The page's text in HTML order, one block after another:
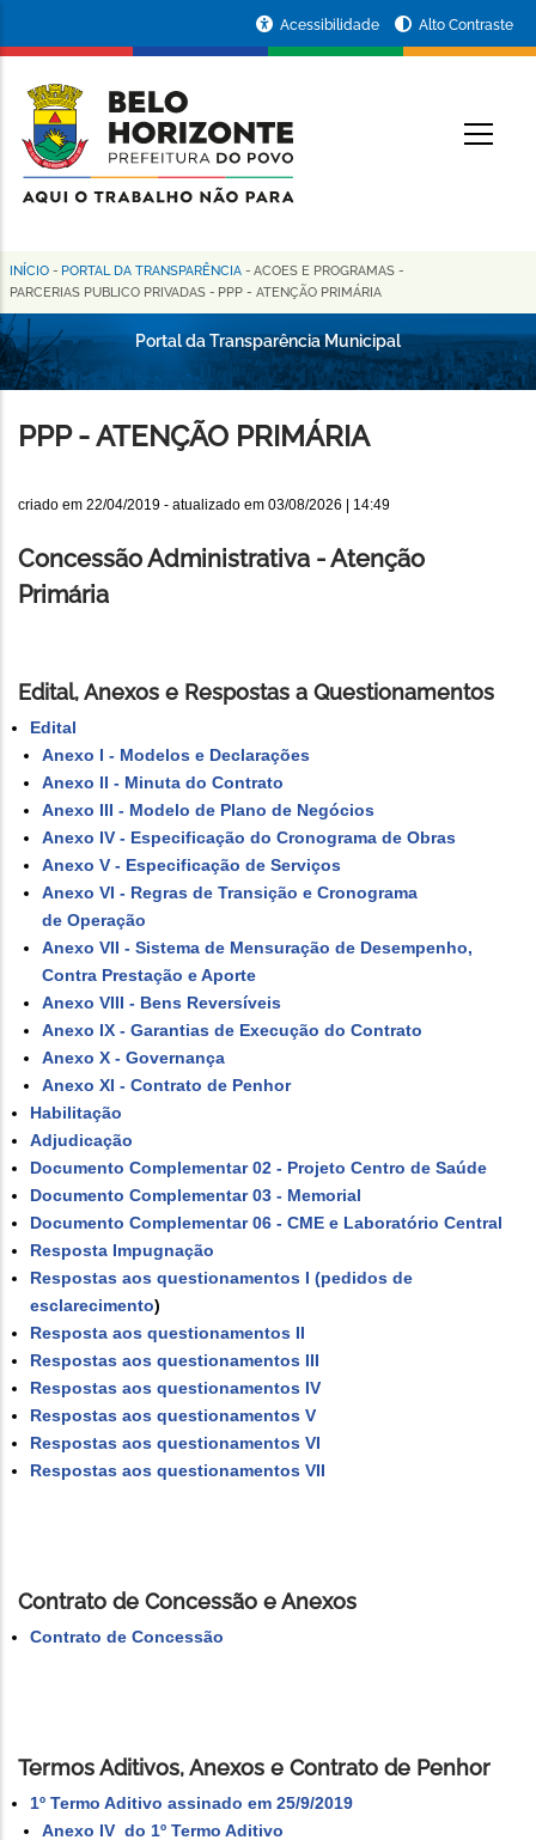
conteúdo
principal
da
Prefeitura
de
Horizonte
Acessibilidade Alto Contraste
Trilha
de
navegação
INÍCIO - PORTAL DA TRANSPARÊNCIA - ACOES E PROGRAMAS -
PARCERIAS PUBLICO PRIVADAS - PPP - ATENÇÃO PRIMÁRIA
Portal da Transparência Municipal
PPP - ATENÇÃO PRIMÁRIA
criado em 22/04/2019 - atualizado em 03/08/2026 | 14:49
Concessão Administrativa - Atenção
Primária
Edital, Anexos e Respostas a Questionamentos
Edital
Anexo I - Modelos e Declarações
Anexo II - Minuta do Contrato
Anexo III - Modelo de Plano de Negócios
Anexo IV - Especificação do Cronograma de Obras
Anexo V - Especificação de Serviços
Anexo VI - Regras de Transição e Cronograma
de Operação
Anexo VII - Sistema de Mensuração de Desempenho,
Contra Prestação e Aporte
Anexo VIII - Bens Reversíveis
Anexo IX - Garantias de Execução do Contrato
Anexo X - Governança
Anexo XI - Contrato de Penhor
Habilitação
Adjudicação
Documento Complementar 02 - Projeto Centro de Saúde
Documento Complementar 03 - Memorial
Documento Complementar 06 - CME e Laboratório Central
Resposta Impugnação
Respostas aos questionamentos I (pedidos de
esclarecimento)
Resposta aos questionamentos II
Respostas aos questionamentos III
Respostas aos questionamentos IV
Respostas aos questionamentos V
Respostas aos questionamentos VI
Respostas aos questionamentos VII
Contrato de Concessão e Anexos
Contrato de Concessão
Termos Aditivos, Anexos e Contrato de Penhor
1º Termo Aditivo assinado em 25/9/2019
Anexo IV do 1º Termo Aditivo